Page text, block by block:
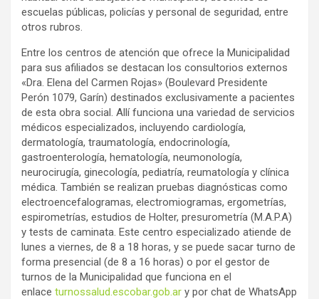
escuelas públicas, policías y personal de seguridad, entre
otros rubros.
Entre los centros de atención que ofrece la Municipalidad
para sus afiliados se destacan los consultorios externos
«Dra. Elena del Carmen Rojas» (Boulevard Presidente
Perón 1079, Garín) destinados exclusivamente a pacientes
de esta obra social. Allí funciona una variedad de servicios
médicos especializados, incluyendo cardiología,
dermatología, traumatología, endocrinología,
gastroenterología, hematología, neumonología,
neurocirugía, ginecología, pediatría, reumatología y clínica
médica. También se realizan pruebas diagnósticas como
electroencefalogramas, electromiogramas, ergometrías,
espirometrías, estudios de Holter, presurometría (M.A.P.A)
y tests de caminata. Este centro especializado atiende de
lunes a viernes, de 8 a 18 horas, y se puede sacar turno de
forma presencial (de 8 a 16 horas) o por el gestor de
turnos de la Municipalidad que funciona en el
enlace turnossalud.escobar.gob.ar y por chat de WhatsApp